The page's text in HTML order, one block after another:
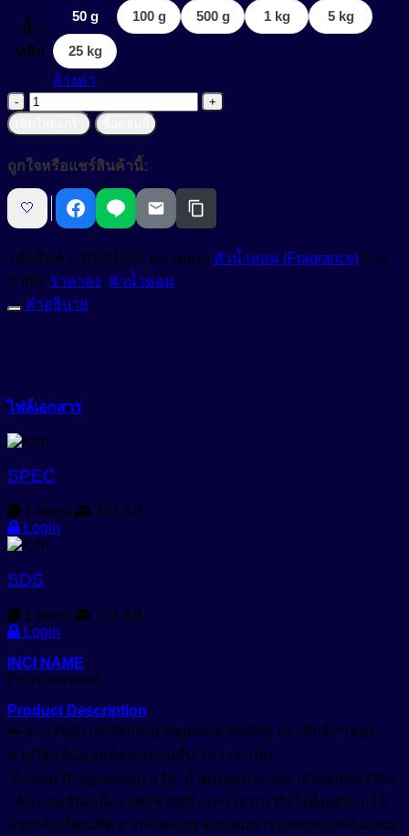
Anti-Bacteria
Anti-Dandruff
Anti-Dryness
Anti-Hair Loss
Anti-Inflammation
Anti-Irritation
Anti-Microbials
Anti-Oxidant
Anti-Pigmentation
Hair Growth Factor
Protective Agent
Whitening Agent
สารเพิ่มความข้นหนืด (Viscosity Controlling)
สารเพิ่มความขาวสว่าง (Optical Brightening Agent)
สารเพิ่มความคงตัว (Stabilizers)
สารเพิ่มความทึบแสง (Opacifying Agent)
สารเพิ่มคุณสมบัติกันน้ำ (Waterproofing Agent)
สารเพิ่มประสิทธิภาพเนื้อสัมผัส (Sensory Enhancer)
Natural-Emollient
สารให้ความชุ่มชื้น (Humectant)
สีย้อมพิเศษผสมน้ำ (Liquid Polymeric Color Dye)
Tone Up
น้ำ
หนัก
50 g 100 g 500 g 1 kg 5 kg
25 kg
ล้างค่า
จำนวน
F
สาร
กลิ่น
น้ำหอม
Fixative)
จาก
ธรรมชาติ
หอม
ทน
ขึ้น
10
เท่า!
ชิ้น
ถูกใจหรือแชร์สินค้านี้:
🤍
รหัสสินค้า: 10001264 หมวดหมู่: หัวน้ำหอม (Fragrance) ป้าย
กำกับ: ราคาลง, หัวน้ำหอม
คำอธิบาย
ไฟล์เอกสาร
SPEC
1 file(s)
351 KB
Login
SDS
1 file(s)
121 KB
Login
INCI NAME
Polycitronellol
Product Description
➡️ สาร High-performing fragrance fixative ประสิทธิภาพสูง
ช่วยให้กลิ่นหอมติดทนนานขึ้น ไม่ว่าจะเป็น
‘น้ำหอม’(Fragrances) หรือ ‘น้ำมันหอมระเหย’ (Essential Oils)
กลิ่นหอมอันเหนือระดับช่วยสร้างความประทับใจตั้งแต่แรกใช้
ด้วยกลิ่นที่เด่นชัด จากนั้นค่อยๆ ควบคุมการปลดปล่อยกลิ่น หอม